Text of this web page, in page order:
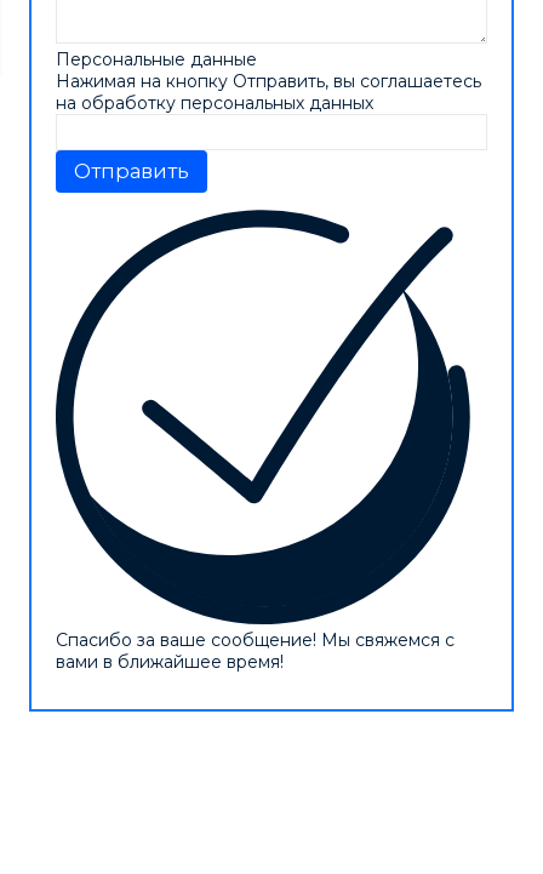
Персональные данные
Нажимая на кнопку Отправить, вы соглашаетесь
на обработку персональных данных
Отправить
Спасибо за ваше сообщение! Мы свяжемся с
вами в ближайшее время!